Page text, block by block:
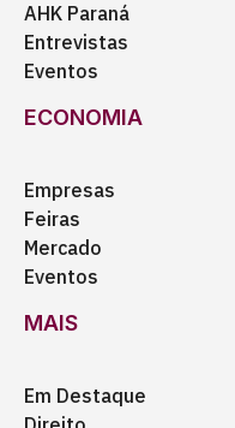
AHK Paraná
Entrevistas
Eventos
ECONOMIA
Empresas
Feiras
Mercado
Eventos
MAIS
Em Destaque